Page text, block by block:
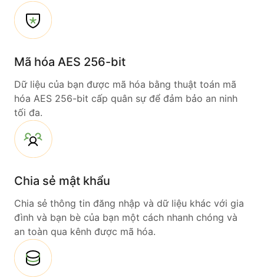
Mã hóa AES 256-bit
Dữ liệu của bạn được mã hóa bằng thuật toán mã
hóa AES 256-bit cấp quân sự để đảm bảo an ninh
tối đa.
Chia sẻ mật khẩu
Chia sẻ thông tin đăng nhập và dữ liệu khác với gia
đình và bạn bè của bạn một cách nhanh chóng và
an toàn qua kênh được mã hóa.